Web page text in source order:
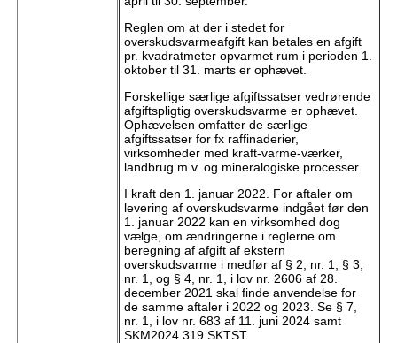
Reglen om at der i stedet for
overskudsvarmeafgift kan betales en afgift
pr. kvadratmeter opvarmet rum i perioden 1.
oktober til 31. marts er ophævet.
Forskellige særlige afgiftssatser vedrørende
afgiftspligtig overskudsvarme er ophævet.
Ophævelsen omfatter de særlige
afgiftssatser for fx raffinaderier,
virksomheder med kraft-varme-værker,
landbrug m.v. og mineralogiske processer.
I kraft den 1. januar 2022. For aftaler om
levering af overskudsvarme indgået før den
1. januar 2022 kan en virksomhed dog
vælge, om ændringerne i reglerne om
beregning af afgift af ekstern
overskudsvarme i medfør af § 2, nr. 1, § 3,
nr. 1, og § 4, nr. 1, i lov nr. 2606 af 28.
december 2021 skal finde anvendelse for
de samme aftaler i 2022 og 2023. Se § 7,
nr. 1, i lov nr. 683 af 11. juni 2024 samt
SKM2024.319.SKTST.